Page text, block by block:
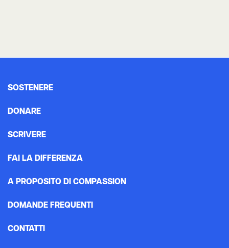
SOSTENERE
DONARE
SCRIVERE
FAI LA DIFFERENZA
A PROPOSITO DI COMPASSION
DOMANDE FREQUENTI
CONTATTI